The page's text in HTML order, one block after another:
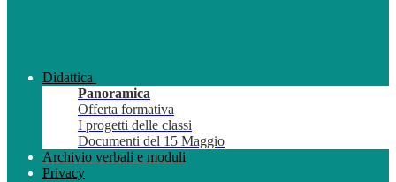
Didattica
Panoramica
Offerta formativa
I progetti delle classi
Documenti del 15 Maggio
Archivio verbali e moduli
Privacy